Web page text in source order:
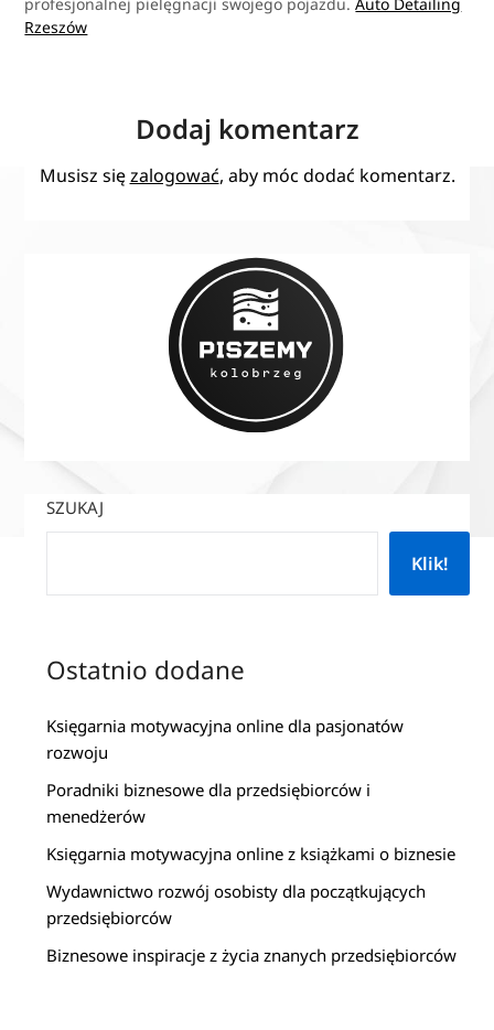
Rzeszów
Dodaj komentarz
Musisz sięzalogować, aby móc dodać komentarz.
SZUKAJ
Klik!
Ostatnio dodane
Księgarnia motywacyjna online dla pasjonatów
rozwoju
Poradniki biznesowe dla przedsiębiorców i
menedżerów
Księgarnia motywacyjna online z książkami o biznesie
Wydawnictwo rozwój osobisty dla początkujących
przedsiębiorców
Biznesowe inspiracje z życia znanych przedsiębiorców